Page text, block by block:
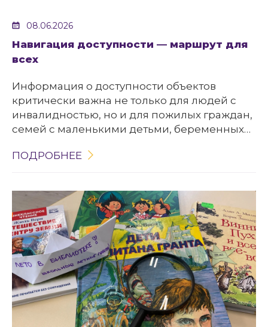
08.06.2026
Навигация доступности — маршрут для
всех
Информация о доступности объектов
критически важна не только для людей с
инвалидностью, но и для пожилых граждан,
семей с маленькими детьми, беременных
организацию или воспользоваться
ПОДРОБНЕЕ